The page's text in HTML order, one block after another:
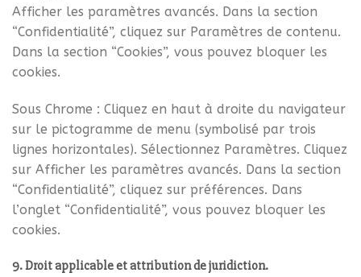
Afficher les paramètres avancés. Dans la section
“Confidentialité”, cliquez sur Paramètres de contenu.
Dans la section “Cookies”, vous pouvez bloquer les
cookies.
Sous Chrome : Cliquez en haut à droite du navigateur
sur le pictogramme de menu (symbolisé par trois
lignes horizontales). Sélectionnez Paramètres. Cliquez
sur Afficher les paramètres avancés. Dans la section
“Confidentialité”, cliquez sur préférences. Dans
l’onglet “Confidentialité”, vous pouvez bloquer les
cookies.
9. Droit applicable et attribution de juridiction.